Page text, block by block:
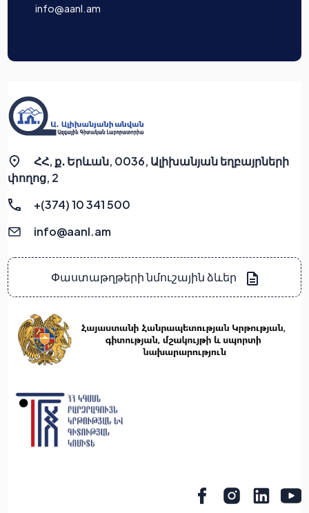
info@aanl.am
ՀՀ, ք․ Երևան, 0036, Ալիխանյան եղբայրների
փողոց, 2
+(374) 10 341 500
info@aanl.am
Փաստաթղթերի նմուշային ձևեր